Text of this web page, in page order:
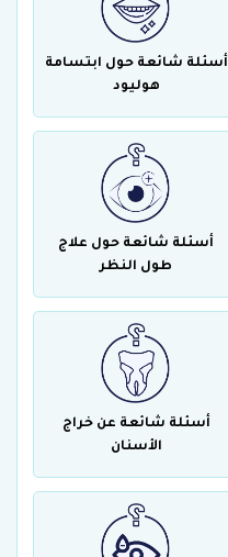
أسئلة شائعة حول ابتسامة
هوليود
أسئلة شائعة حول علاج
طول النظر
أسئلة شائعة عن خراج
الأسنان